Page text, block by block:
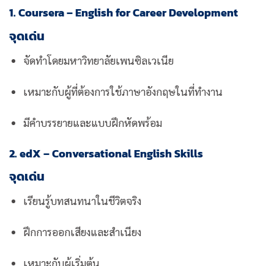
1. Coursera – English for Career Development
จุดเด่น
จัดทำโดยมหาวิทยาลัยเพนซิลเวเนีย
เหมาะกับผู้ที่ต้องการใช้ภาษาอังกฤษในที่ทำงาน
มีคำบรรยายและแบบฝึกหัดพร้อม
2. edX – Conversational English Skills
จุดเด่น
เรียนรู้บทสนทนาในชีวิตจริง
ฝึกการออกเสียงและสำเนียง
เหมาะกับผู้เริ่มต้น